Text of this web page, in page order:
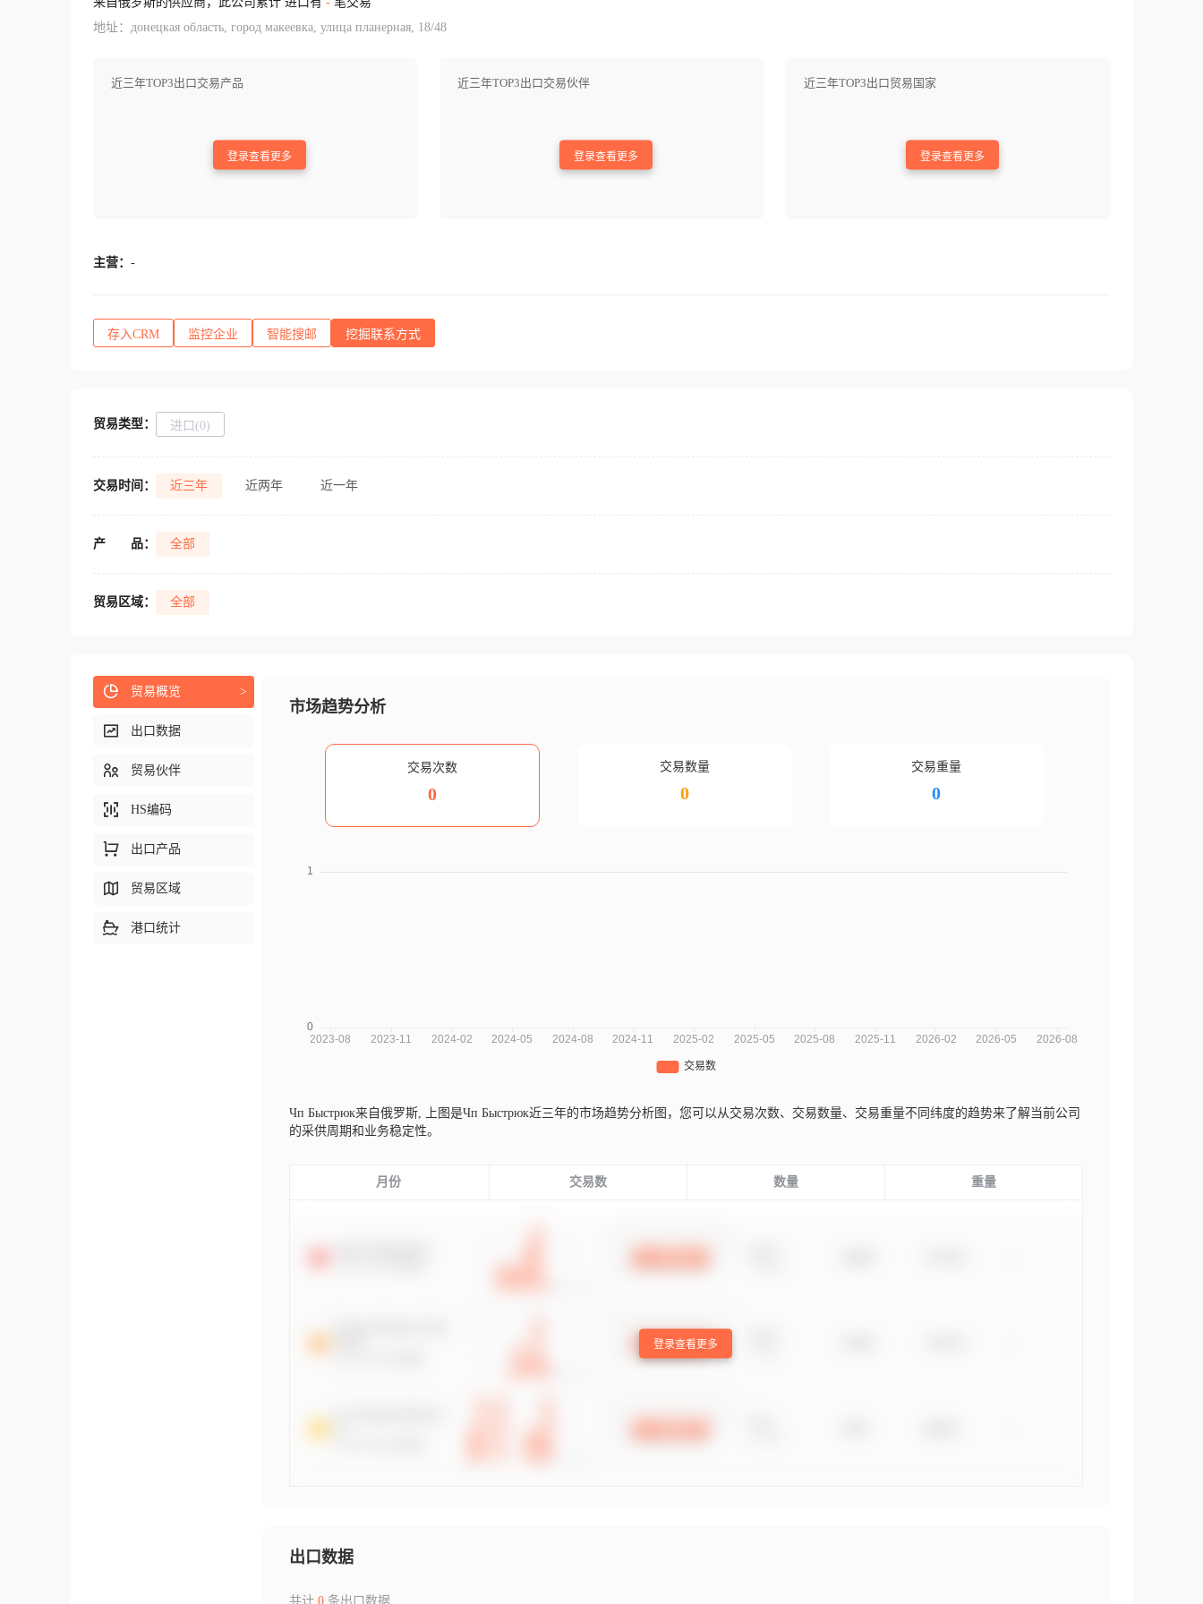
地址：донецкая область, город макеевка, улица планерная, 18/48
近三年TOP3出口交易产品
登录查看更多
近三年TOP3出口交易伙伴
登录查看更多
近三年TOP3出口贸易国家
登录查看更多
主营： -
存入CRM 监控企业 智能搜邮 挖掘联系方式
贸易类型： 进口(0)
交易时间： 近三年 近两年 近一年
产 品： 全部
贸易区域： 全部
市场趋势分析
交易次数
0
交易数量
0
交易重量
0
Чп Быстрюк来自俄罗斯,
上图是Чп Быстрюк近三年的市场趋势分析图，您可以从交易次数、交易数量、交易重量不同纬度的趋势来了解当前公司
的采供周期和业务稳定性。
月份 交易数 数量 重量
登录查看更多
出口数据
共计 0条出口数据
贸易概览 >
出口数据
贸易伙伴
HS编码
出口产品
贸易区域
港口统计